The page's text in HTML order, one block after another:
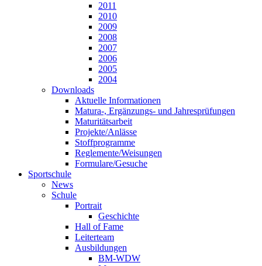
2011
2010
2009
2008
2007
2006
2005
2004
Downloads
Aktuelle Informationen
Matura-, Ergänzungs- und Jahresprüfungen
Maturitätsarbeit
Projekte/Anlässe
Stoffprogramme
Reglemente/Weisungen
Formulare/Gesuche
Sportschule
News
Schule
Portrait
Geschichte
Hall of Fame
Leiterteam
Ausbildungen
BM-WDW